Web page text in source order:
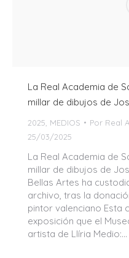
La Real Academia de
millar de dibujos de
2025 MEDIOS Por Real
25/03/2025
La Real Academia de
millar de dibujos de
Bellas Artes ha
archivo, tras la
pintor valenciano Esta
exposición que el
artista de Llíria Medio:…